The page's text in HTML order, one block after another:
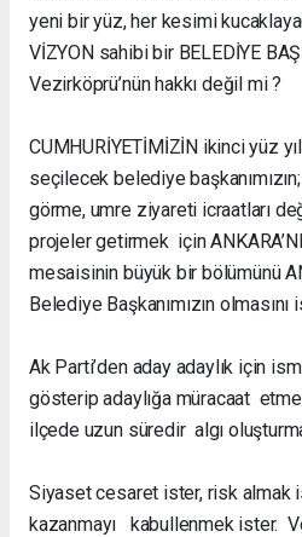
yeni bir yüz, her kesimi
VİZYON sahibi bir BELEDİYE
Vezirköprü’nün hakkı değil mi ?
CUMHURİYETİMİZİN ikinci yüz
seçilecek belediye
görme, umre ziyareti icraatları
projeler getirmek için
mesaisinin büyük bir bölümünü
Belediye Başkanımızın olmasını
Ak Parti’den aday adaylık için
gösterip adaylığa müracaat
ilçede uzun süredir algı
Siyaset cesaret ister, risk almak
kazanmayı kabullenmek ister.